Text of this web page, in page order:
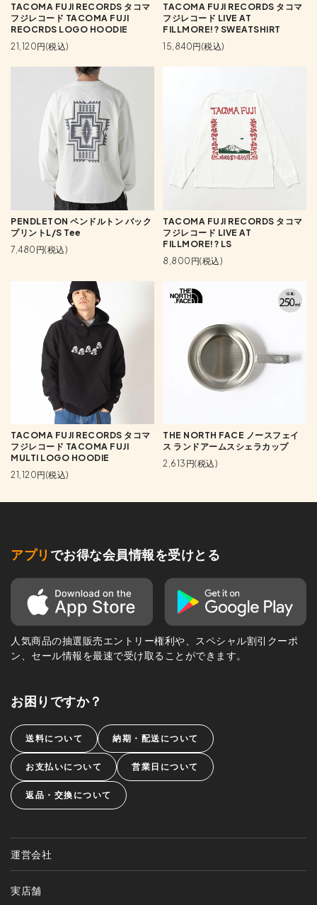
TACOMA FUJI RECORDS タコマ
フジレコード TACOMA FUJI
REOCRDS LOGO HOODIE
21,120円(税込)
TACOMA FUJI RECORDS タコマ
フジレコード LIVE AT
FILLMORE!? SWEATSHIRT
15,840円(税込)
PENDLETON ペンドルトン バック
プリントL/S Tee
7,480円(税込)
TACOMA FUJI RECORDS タコマ
フジレコード LIVE AT
FILLMORE!? LS
8,800円(税込)
TACOMA FUJI RECORDS タコマ
フジレコード TACOMA FUJI
MULTI LOGO HOODIE
21,120円(税込)
THE NORTH FACE ノースフェイ
ス ランドアームスシェラカップ
2,613円(税込)
アプリ でお得な会員情報を受けとる
人気商品の抽選販売エントリー権利や、スペシャル割引クーポ
ン、セール情報を最速で受け取ることができます。
お困りですか？
送料について 納期・配送について
お支払いについて 営業日について
返品・交換について
運営会社
実店舗